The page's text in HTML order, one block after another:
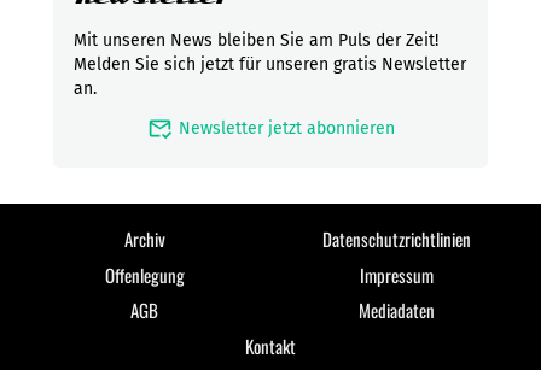
Mit unseren News bleiben Sie am Puls der Zeit!
Melden Sie sich jetzt für unseren gratis Newsletter
an.
mark_email_read Newsletter jetzt abonnieren
Archiv
Datenschutzrichtlinien
Offenlegung
Impressum
AGB
Mediadaten
Kontakt